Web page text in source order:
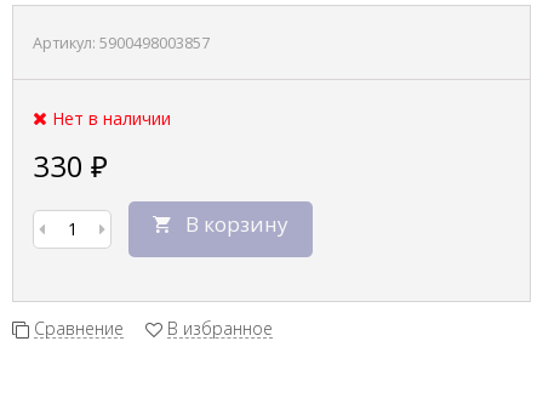
Артикул: 5900498003857
Нет в наличии
330 ₽
В корзину
Сравнение В избранное